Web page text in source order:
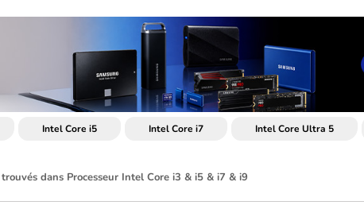
Intel Core i5 Intel Core i7 Intel Core Ultra 5
dans Processeur Intel Core i3 & i5 & i7 & i9